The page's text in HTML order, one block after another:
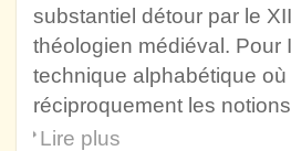
substantiel détour par le
théologien médiéval. Pour
technique alphabétique
réciproquement les
Lire plus